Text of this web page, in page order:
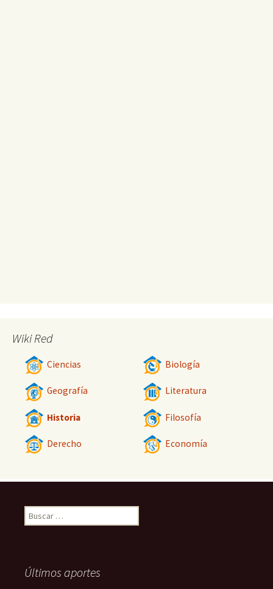
Wiki Red
Ciencias Biología
Geografía Literatura
Historia Filosofía
Derecho Economía
Buscar:
Últimos aportes